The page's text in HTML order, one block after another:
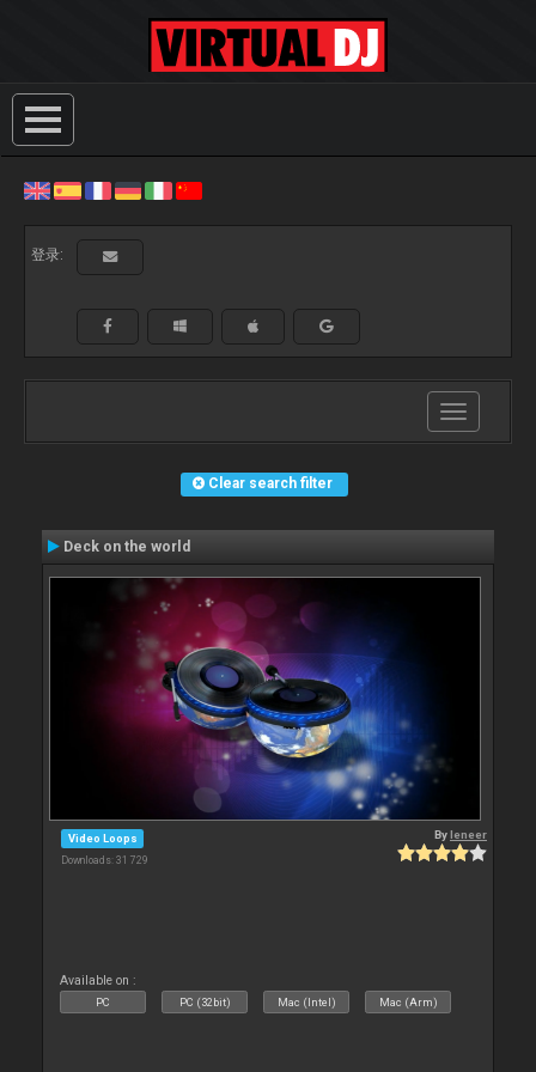
登录:
Toggle
navigation
Clear search filter
Deck on the world
Video Loops
Downloads: 31 729
Byleneer
Available on :
PC PC (32bit) Mac (Intel) Mac (Arm)